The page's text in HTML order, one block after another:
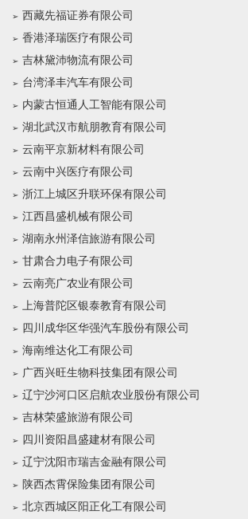
西藏先福证券有限公司
香港泽瑞医疗有限公司
吉林黛沛物流有限公司
台湾泽丰汽车有限公司
内蒙古恒通人工智能有限公司
湖北武汉市航朋教育有限公司
云南平京新材料有限公司
云南中兴医疗有限公司
浙江上城区升联环保有限公司
江西昌盛机械有限公司
湖南永州泽信旅游有限公司
甘肃合力电子有限公司
云南亮广农业有限公司
上海普陀区银泰教育有限公司
四川成华区华强汽车股份有限公司
海南维达化工有限公司
广西兴旺生物科技集团有限公司
辽宁沙河口区启航农业股份有限公司
吉林荣盛旅游有限公司
四川资阳昌盛建材有限公司
辽宁沈阳市瑞吉金融有限公司
陕西杰霄保险集团有限公司
北京西城区阳正化工有限公司